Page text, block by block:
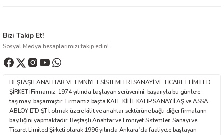
Ürün resmi kalitesiz, bozuk veya görüntülenemiyor.
Ürün açıklamasında eksik bilgiler bulunuyor.
Ürün bilgilerinde hatalar bulunuyor.
Bu ürüne benzer farklı alternatifler olmalı.
Bizi Takip Et!
Sosyal Medya hesaplarımızı takip edin!
BEŞTAŞLI ANAHTAR VE EMNİYET SİSTEMLERİ SANAYİ VE TİCARET LİMİTED
ŞİRKETİ Firmamız, 1974 yılında başlayan serüvenini, başarıyla bu günlere
taşımayı başarmıştır. Firmamız başta KALE KİLİT KALIP SANAYİİ AŞ ve ASSA
ABLOY LTD ŞTİ. olmak üzere kilit ve anahtar sektörüne bağlı diğer firmaların
bayiliğini yapmaktadır. Beştaşlı Anahtar ve Emniyet Sistemleri Sanayi ve
Ticaret Limited Şirketi olarak 1996 yılında Ankara`da faaliyete başlayan